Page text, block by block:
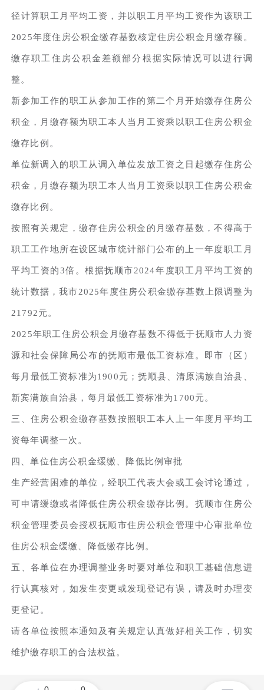
径计算职工月平均工资，并以职工月平均工资作为该职工
2025年度住房公积金缴存基数核定住房公积金月缴存额。
缴存职工住房公积金差额部分根据实际情况可以进行调
整。
新参加工作的职工从参加工作的第二个月开始缴存住房公
积金，月缴存额为职工本人当月工资乘以职工住房公积金
缴存比例。
单位新调入的职工从调入单位发放工资之日起缴存住房公
积金，月缴存额为职工本人当月工资乘以职工住房公积金
缴存比例。
按照有关规定，缴存住房公积金的月缴存基数，不得高于
职工工作地所在设区城市统计部门公布的上一年度职工月
平均工资的3倍。根据抚顺市2024年度职工月平均工资的
统计数据，我市2025年度住房公积金缴存基数上限调整为
21792元。
2025年职工住房公积金月缴存基数不得低于抚顺市人力资
源和社会保障局公布的抚顺市最低工资标准。即市（区）
每月最低工资标准为1900元；抚顺县、清原满族自治县、
新宾满族自治县，每月最低工资标准为1700元。
三、住房公积金缴存基数按照职工本人上一年度月平均工
资每年调整一次。
四、单位住房公积金缓缴、降低比例审批
生产经营困难的单位，经职工代表大会或工会讨论通过，
可申请缓缴或者降低住房公积金缴存比例。抚顺市住房公
积金管理委员会授权抚顺市住房公积金管理中心审批单位
住房公积金缓缴、降低缴存比例。
五、各单位在办理调整业务时要对单位和职工基础信息进
行认真核对，如发生变更或发现登记有误，请及时办理变
更登记。
请各单位按照本通知及有关规定认真做好相关工作，切实
维护缴存职工的合法权益。